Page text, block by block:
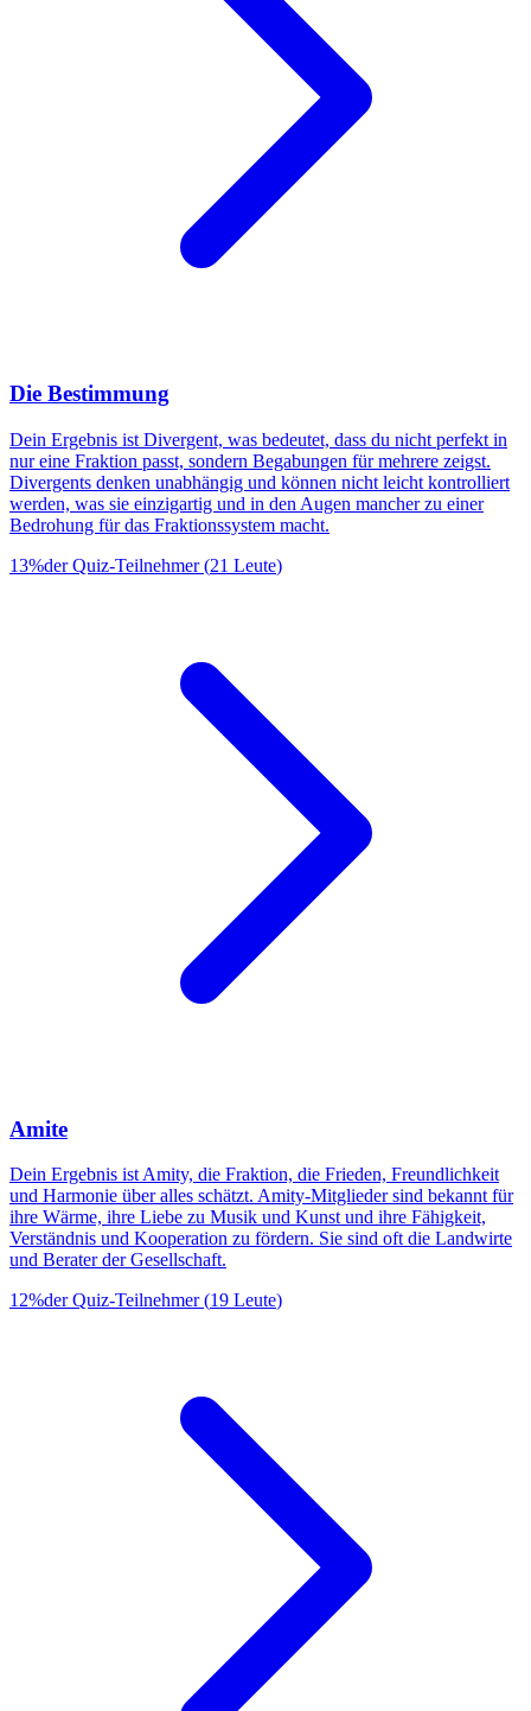
Die Bestimmung
Dein Ergebnis ist Divergent, was bedeutet, dass du nicht perfekt in
nur eine Fraktion passt, sondern Begabungen für mehrere zeigst.
Divergents denken unabhängig und können nicht leicht kontrolliert
werden, was sie einzigartig und in den Augen mancher zu einer
Bedrohung für das Fraktionssystem macht.
13%der Quiz-Teilnehmer(21 Leute)
Amite
Dein Ergebnis ist Amity, die Fraktion, die Frieden, Freundlichkeit
und Harmonie über alles schätzt. Amity-Mitglieder sind bekannt für
ihre Wärme, ihre Liebe zu Musik und Kunst und ihre Fähigkeit,
Verständnis und Kooperation zu fördern. Sie sind oft die Landwirte
und Berater der Gesellschaft.
12%der Quiz-Teilnehmer(19 Leute)